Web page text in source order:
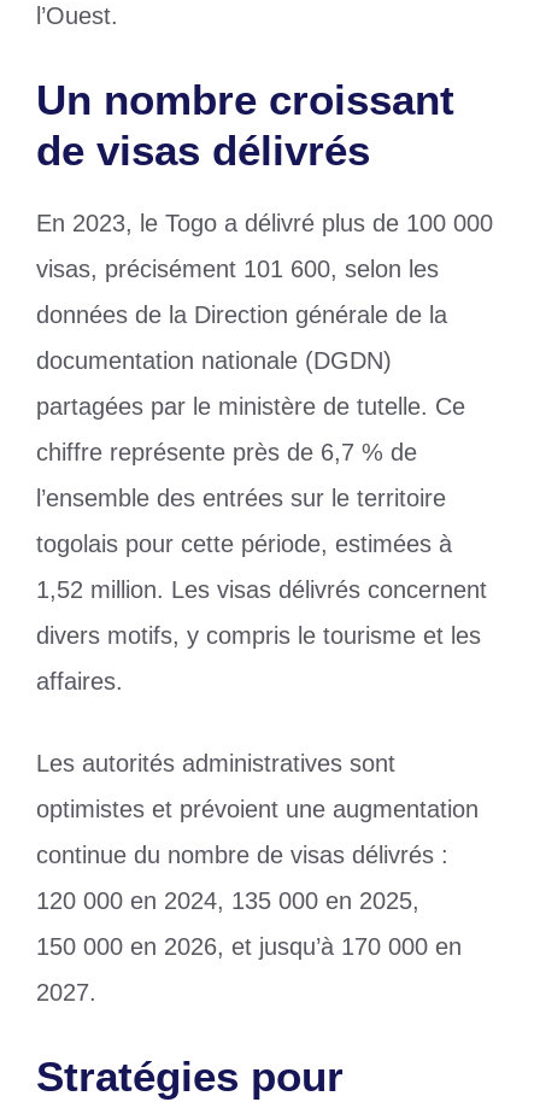
l’Ouest.
Un nombre croissant
de visas délivrés
En 2023, le Togo a délivré plus de 100 000
visas, précisément 101 600, selon les
données de la Direction générale de la
documentation nationale (DGDN)
partagées par le ministère de tutelle. Ce
chiffre représente près de 6,7 % de
l’ensemble des entrées sur le territoire
togolais pour cette période, estimées à
1,52 million. Les visas délivrés concernent
divers motifs, y compris le tourisme et les
affaires.
Les autorités administratives sont
optimistes et prévoient une augmentation
continue du nombre de visas délivrés :
120 000 en 2024, 135 000 en 2025,
150 000 en 2026, et jusqu’à 170 000 en
2027.
Stratégies pour